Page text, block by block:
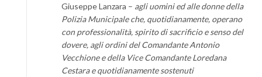
Giuseppe Lanzara – agli uomini ed alle donne della
Polizia Municipale che, quotidianamente, operano
con professionalità, spirito di sacrificio e senso del
dovere, agli ordini del Comandante Antonio
Vecchione e della Vice Comandante Loredana
Cestara e quotidianamente sostenuti